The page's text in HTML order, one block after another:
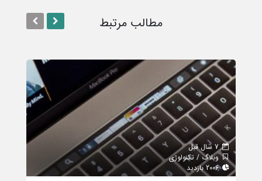
مطالب مرتبط
7 سال قبل
وبلاگ / تکنولوژی
2006 بازدید